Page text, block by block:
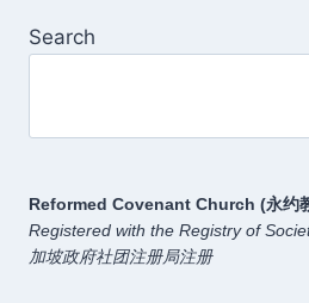
Search
Reformed Covenant Church (永约
Registered with the Registry of
加坡政府社团注册局注册